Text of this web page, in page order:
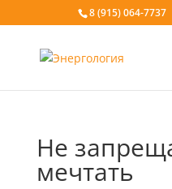
8 (915) 064-7737
Не
мечтать